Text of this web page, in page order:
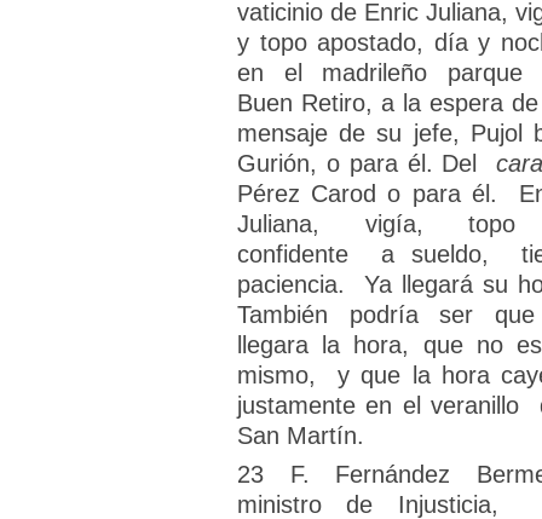
vaticinio de Enric Juliana,
y topo apostado, día y
en el madrileño parque
Buen Retiro, a la espera
mensaje de su jefe, Pujol
Gurión, o para él. Del
Pérez Carod o para él.
Juliana, vigía,
confidente a sueldo,
paciencia. Ya llegará su
También podría ser
llegara la hora, que no
mismo, y que la hora
justamente en el veranillo
San Martín.
23 F. Fernández
ministro de Injusticia,